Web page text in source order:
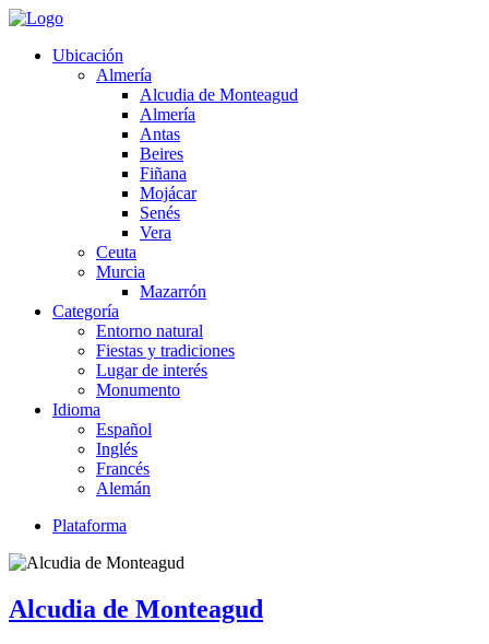
Ubicación
Almería
Alcudia de Monteagud
Almería
Antas
Beires
Fiñana
Mojácar
Senés
Vera
Ceuta
Murcia
Mazarrón
Categoría
Entorno natural
Fiestas y tradiciones
Lugar de interés
Monumento
Idioma
Español
Inglés
Francés
Alemán
Plataforma
Alcudia de Monteagud